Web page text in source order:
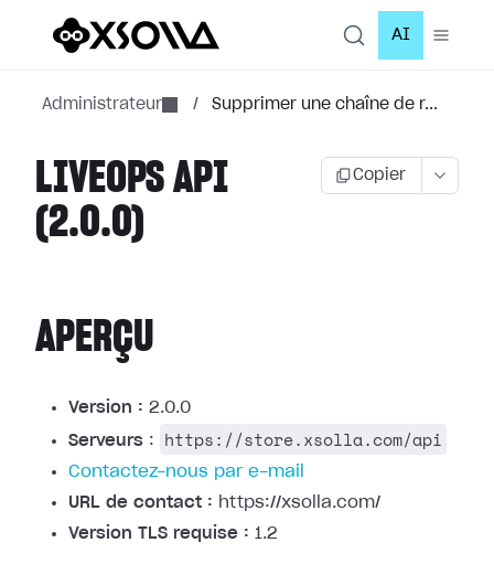
AI
Administrateur / Supprimer une chaîne de r...
LIVEOPS API
(2.0.0)
Copier
APERÇU
Version : 2.0.0
Serveurs : https://store.xsolla.com/api
Contactez-nous par e-mail
URL de contact : https://xsolla.com/
Version TLS requise : 1.2